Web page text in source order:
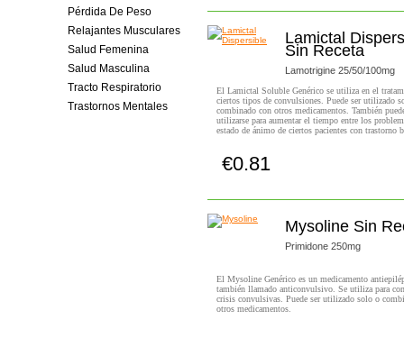
Pérdida De Peso
Relajantes Musculares
Salud Femenina
Salud Masculina
Tracto Respiratorio
Trastornos Mentales
Lamictal
Sin Receta
Lamotrigine 25/50/100mg
El Lamictal Soluble Genérico se utiliza en el
ciertos tipos de convulsiones. Puede ser utilizado
combinado con otros medicamentos. También
utilizarse para aumentar el tiempo entre los
estado de ánimo de ciertos pacientes con trastorno
€0.81
Mysoline Sin
Primidone 250mg
El Mysoline Genérico es un medicamento
también llamado anticonvulsivo. Se utiliza para
crisis convulsivas. Puede ser utilizado solo o
otros medicamentos.